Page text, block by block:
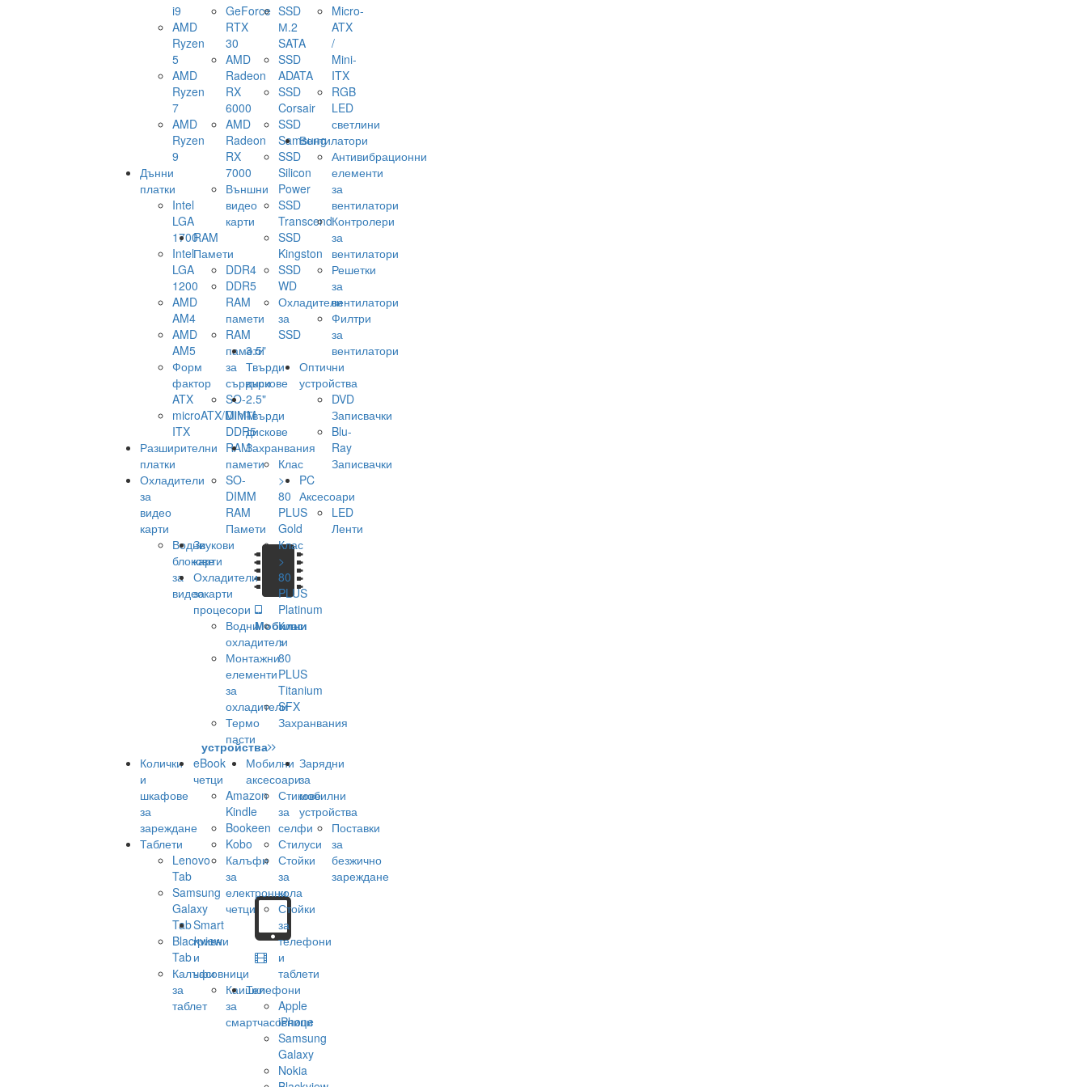
i9
AMD
Ryzen
5
AMD
Ryzen
7
AMD
Ryzen
9
Дънни
платки
Intel
LGA
1700
Intel
LGA
1200
AMD
AM4
AMD
AM5
Форм
фактор
ATX
microATX/Mini-
ITX
Разширителни
платки
Охладители
за
видео
карти
Водни
блокове
за
видеокарти
GeForce
RTX
30
AMD
Radeon
RX
6000
AMD
Radeon
RX
7000
Външни
видео
карти
RAM
Памети
DDR4
DDR5
RAM
памети
RAM
памети
за
сървъри
SO-
DIMM
DDR5
RAM
памети
SO-
DIMM
RAM
Памети
Звукови
карти
Охладители
за
процесори
Водни
охладители
Монтажни
елементи
за
охладители
Термо
пасти
SSD
М.2
SATA
SSD
ADATA
SSD
Corsair
SSD
Samsung
SSD
Silicon
Power
SSD
Transcend
SSD
Kingston
SSD
WD
Охладители
за
SSD
3.5"
Твърди
дискове
2.5"
Твърди
дискове
Захранвания
Клас
>
80
PLUS
Gold
Клас
>
80
PLUS
Platinum
Клас
>
80
PLUS
Titanium
SFX
Захранвания
Micro-
ATX
/
Mini-
ITX
RGB
LED
светлини
Вентилатори
Антивибрационни
елементи
за
вентилатори
Контролери
за
вентилатори
Решетки
за
вентилатори
Филтри
за
вентилатори
Оптични
устройства
DVD
Записвачки
Blu-
Ray
Записвачки
PC
Аксесоари
LED
Ленти
Мобилни
устройства
Колички
и
шкафове
за
зареждане
Таблети
Lenovo
Tab
Samsung
Galaxy
Tab
Blackview
Tab
Калъфи
за
таблет
eBook
четци
Amazon
Kindle
Bookeen
Kobo
Калъфи
за
електронни
четци
Smart
гривни
и
часовници
Каишки
за
смартчасовници
Мобилни
аксесоари
Стикове
за
селфи
Стилуси
Стойки
за
кола
Стойки
за
телефони
и
таблети
Телефони
Apple
iPhone
Samsung
Galaxy
Nokia
Зарядни
за
мобилни
устройства
Поставки
за
безжично
зареждане